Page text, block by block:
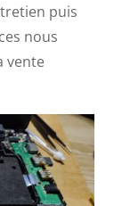
puis
nous
vente